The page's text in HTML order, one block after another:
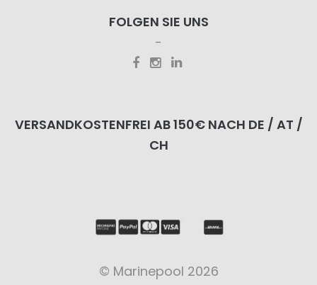
FOLGEN SIE UNS
VERSANDKOSTENFREI AB 150€ NACH DE / AT /
CH
© Marinepool 2026